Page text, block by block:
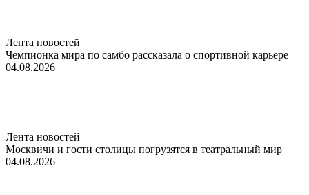
Лента новостей
Чемпионка мира по самбо рассказала о спортивной карьере
04.08.2026
Лента новостей
Москвичи и гости столицы погрузятся в театральный мир
04.08.2026